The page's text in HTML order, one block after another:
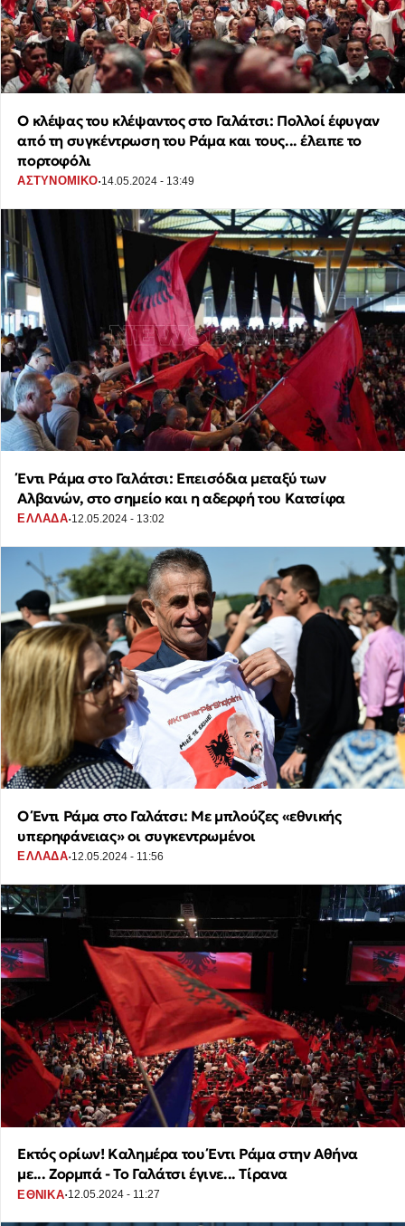
Ο κλέψας του κλέψαντος στο Γαλάτσι: Πολλοί έφυγαν
από τη συγκέντρωση του Ράμα και τους... έλειπε το
πορτοφόλι
ΑΣΤΥΝΟΜΙΚΟ·14.05.2024 - 13:49
Έντι Ράμα στο Γαλάτσι: Επεισόδια μεταξύ των
Αλβανών, στο σημείο και η αδερφή του Κατσίφα
ΕΛΛΑΔΑ·12.05.2024 - 13:02
Ο Έντι Ράμα στο Γαλάτσι: Με μπλούζες «εθνικής
υπερηφάνειας» οι συγκεντρωμένοι
ΕΛΛΑΔΑ·12.05.2024 - 11:56
Εκτός ορίων! Καλημέρα του Έντι Ράμα στην Αθήνα
με... Ζορμπά - Το Γαλάτσι έγινε... Τίρανα
ΕΘΝΙΚΑ·12.05.2024 - 11:27